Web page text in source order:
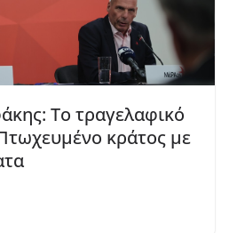
Το τραγελαφικό
κράτος με